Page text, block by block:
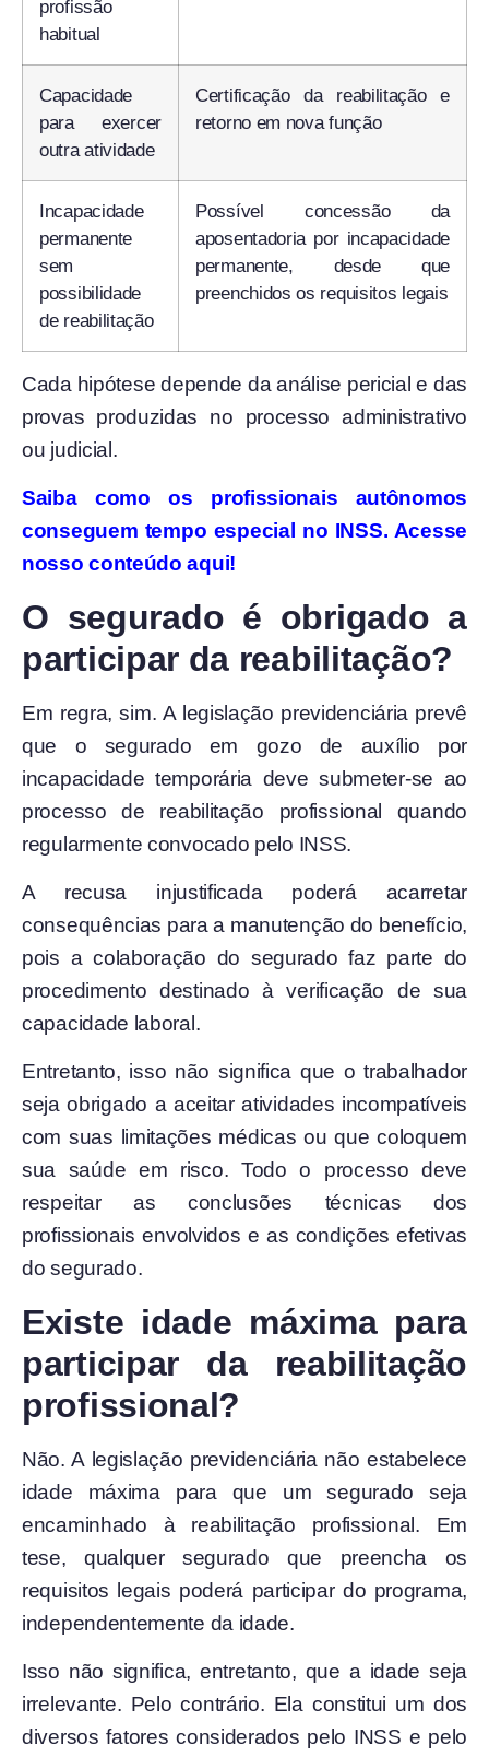
profissão
habitual
Capacidade
para exercer
outra atividade
Certificação da reabilitação e
retorno em nova função
Incapacidade
permanente
sem
possibilidade
de reabilitação
Possível concessão da
aposentadoria por incapacidade
permanente, desde que
preenchidos os requisitos legais
Cada hipótese depende da análise pericial e das
provas produzidas no processo administrativo
ou judicial.
Saiba como os profissionais autônomos
conseguem tempo especial no INSS. Acesse
nosso conteúdo aqui!
O segurado é obrigado a
participar da reabilitação?
Em regra, sim. A legislação previdenciária prevê
que o segurado em gozo de auxílio por
incapacidade temporária deve submeter-se ao
processo de reabilitação profissional quando
regularmente convocado pelo INSS.
A recusa injustificada poderá acarretar
consequências para a manutenção do benefício,
pois a colaboração do segurado faz parte do
procedimento destinado à verificação de sua
capacidade laboral.
Entretanto, isso não significa que o trabalhador
seja obrigado a aceitar atividades incompatíveis
com suas limitações médicas ou que coloquem
sua saúde em risco. Todo o processo deve
respeitar as conclusões técnicas dos
profissionais envolvidos e as condições efetivas
do segurado.
Existe idade máxima para
participar da reabilitação
profissional?
Não. A legislação previdenciária não estabelece
idade máxima para que um segurado seja
encaminhado à reabilitação profissional. Em
tese, qualquer segurado que preencha os
requisitos legais poderá participar do programa,
independentemente da idade.
Isso não significa, entretanto, que a idade seja
irrelevante. Pelo contrário. Ela constitui um dos
diversos fatores considerados pelo INSS e pelo